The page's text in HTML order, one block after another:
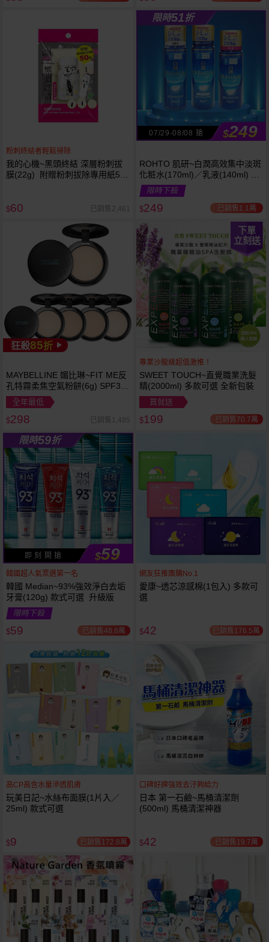
越多越
便宜
粉刺終結者輕鬆掃除
我的心機~黑頭終結 深層粉刺拔
膜(22g) 附贈粉刺拔除專用紙50
$60 已銷售2,461
限時51折
07/29-08/08 搶 $249
ROHTO 肌研~白潤高效集中淡斑
化粧水(170ml)／乳液(140ml) 款
式可選
限時下殺
$249 已銷售1.1萬
狂殺85折
MAYBELLINE 媚比琳~FIT ME反
孔特霧柔焦空氣粉餅(6g) SPF32
PA+++ 款式可選 空氣小圓餅
全年最低
$298 已銷售1,485
下單
立刻送
專業沙龍級超值激推！
SWEET TOUCH~直覺職業洗髮
精(2000ml) 多款可選 全新包裝
買就送
$199 已銷售70.7萬
限時59折
即 刻 開 搶 $59
韓國超人氣票選第一名
韓國 Median~93%強效淨白去垢
牙膏(120g) 款式可選 升級版
限時下殺
$59 已銷售48.8萬
網友狂推團購No.1
愛康~透芯涼感棉(1包入) 多款可
選
$42 已銷售176.5萬
高CP高含水量滲透肌膚
玩美日記~水絲布面膜(1片入／
25ml) 款式可選
$9 已銷售172.8萬
口碑好牌強效去汙夠給力
日本 第一石鹼~馬桶清潔劑
(500ml) 馬桶清潔神器
$42 已銷售19.7萬